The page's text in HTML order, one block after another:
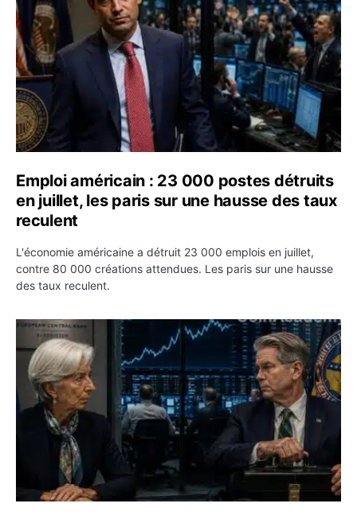
Emploi américain : 23 000 postes détruits
en juillet, les paris sur une hausse des taux
reculent
L'économie américaine a détruit 23 000 emplois en juillet,
contre 80 000 créations attendues. Les paris sur une hausse
des taux reculent.
Yen : Washington a vendu des euros sans prévenir la